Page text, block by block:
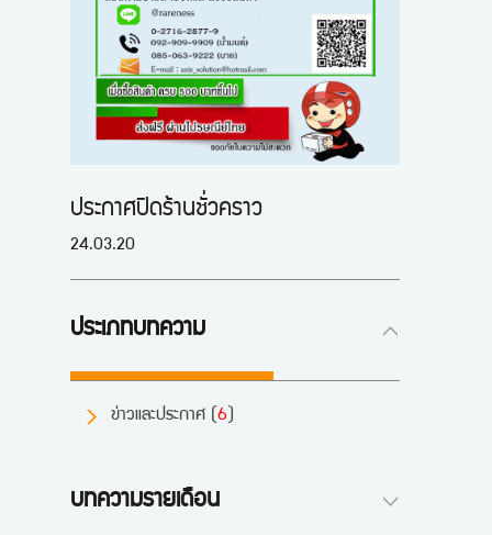
ประกาศปิดร้านชั่วคราว
24.03.20
ประเภทบทความ
ข่าวและประกาศ ( 6)
บทความรายเดือน